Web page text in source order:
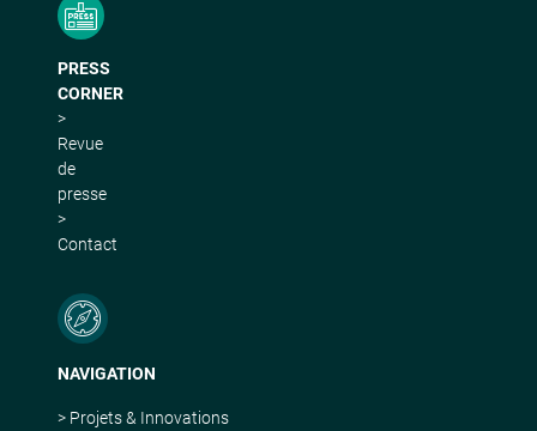
PRESS
CORNER
>
Revue
de
presse
>
Contact
NAVIGATION
> Projets & Innovations